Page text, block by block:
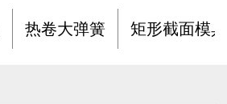
热卷大弹簧 矩形截面模